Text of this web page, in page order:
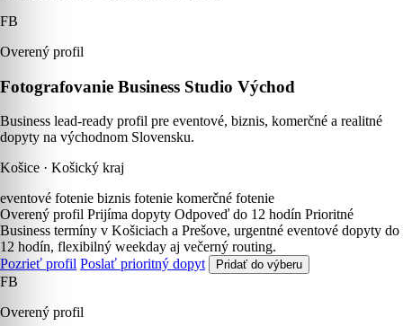
FB
Overený profil
Fotografovanie Business Studio Východ
Business lead-ready profil pre eventové, biznis, komerčné a realitné
dopyty na východnom Slovensku.
Košice · Košický kraj
eventové fotenie biznis fotenie komerčné fotenie
Overený profil Prijíma dopyty Odpoveď do 12 hodín Prioritné
Business termíny v Košiciach a Prešove, urgentné eventové dopyty do
12 hodín, flexibilný weekday aj večerný routing.
Pozrieť profil Poslať prioritný dopyt Pridať do výberu
FB
Overený profil